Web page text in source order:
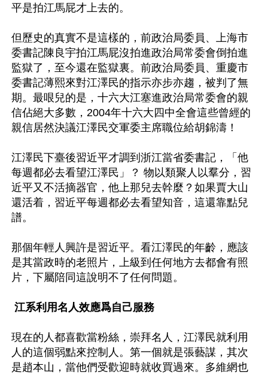
平是拍江馬屁才上去的。
但歷史的真實不是這樣的，前政治局委員、上海市
委書記陳良宇拍江馬屁沒拍進政治局常委會倒拍進
監獄了，至今還在監獄裏。前政治局委員、重慶市
委書記薄熙來對江澤民的指示亦步亦趨，被判了無
期。最哏兒的是，十六大江塞進政治局常委會的親
信佔絕大多數，2004年十六大四中全會這些曾經的
親信居然決議江澤民交軍委主席職位給胡錦濤！
江澤民下臺後習近平才調到浙江當省委書記，「他
每週都必去看望江澤民」？ 物以類聚人以羣分，習
近平又不活摘器官，他上那兒去幹麼？如果賈大山
還活着，習近平每週都必去看望知音，這還靠點兒
譜。
那個年輕人興許是習近平。看江澤民的年齡，應該
是其當政時的老照片，上級到任何地方去都會有照
江系利用名人效應爲自己服務
現在的人都喜歡當粉絲，崇拜名人，江澤民就利用
人的這個弱點來控制人。第一個就是張藝謀，其次
是趙本山，當他們受歡迎時就收買過來。多維網也